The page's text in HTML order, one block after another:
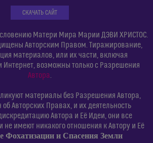
СКАЧАТЬ САЙТ
Матери Мира Марии ДЭВИ ХРИСТОС.
Авторским Правом. Тиражирование,
материалов, или их части, включая
Интернет, возможны только с Разрешения
Автора.
материалы без Разрешения Автора,
Авторских Правах, и их деятельность
Автора и Её Идеи, они все
имеют никакого отношения к Автору и Её
Фохатизации и Спасения Земли